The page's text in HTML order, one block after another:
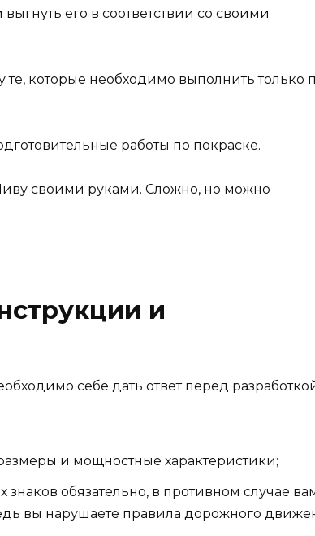
его в соответствии со своими
которые необходимо выполнить только
работы по покраске.
и
себе дать ответ перед
и мощностные характеристики;
обязательно, в противном случае
вы нарушаете правила дорожного